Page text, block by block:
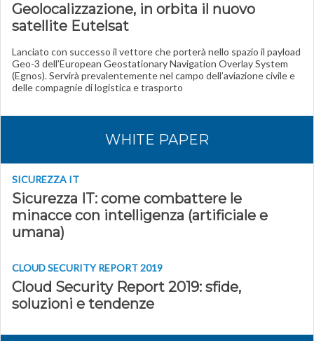
Geolocalizzazione, in orbita il nuovo
satellite Eutelsat
Lanciato con successo il vettore che porterà nello spazio il payload
Geo-3 dell’European Geostationary Navigation Overlay System
(Egnos). Servirà prevalentemente nel campo dell’aviazione civile e
delle compagnie di logistica e trasporto
WHITE PAPER
SICUREZZA IT
Sicurezza IT: come combattere le
minacce con intelligenza (artificiale e
umana)
CLOUD SECURITY REPORT 2019
Cloud Security Report 2019: sfide,
soluzioni e tendenze